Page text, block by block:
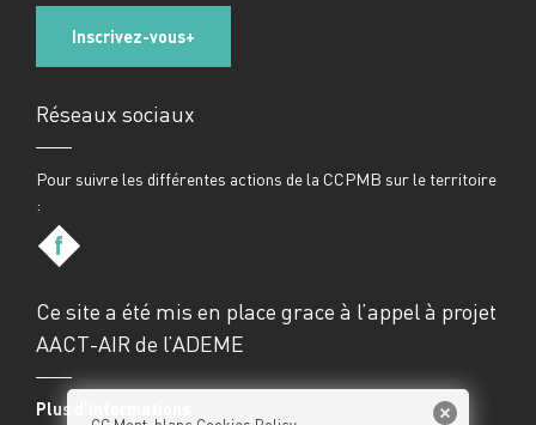
Inscrivez-vous
Réseaux sociaux
Pour suivre les différentes actions de la CCPMB sur le territoire
:
f
Ce site a été mis en place grace à l’appel à projet
AACT-AIR de l’ADEME
Plus d’informations